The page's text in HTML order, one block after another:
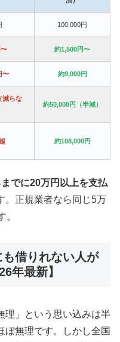
100,000円
約1,500円〜
〜 約9,000円
減らな
約50,000円（半減）
約108,000円
でに20万円以上を支払
。正規業者なら同じ5万
。
借りれない人が
年最新】
理」という思い込みは半
ぼ無理です。しかし全国